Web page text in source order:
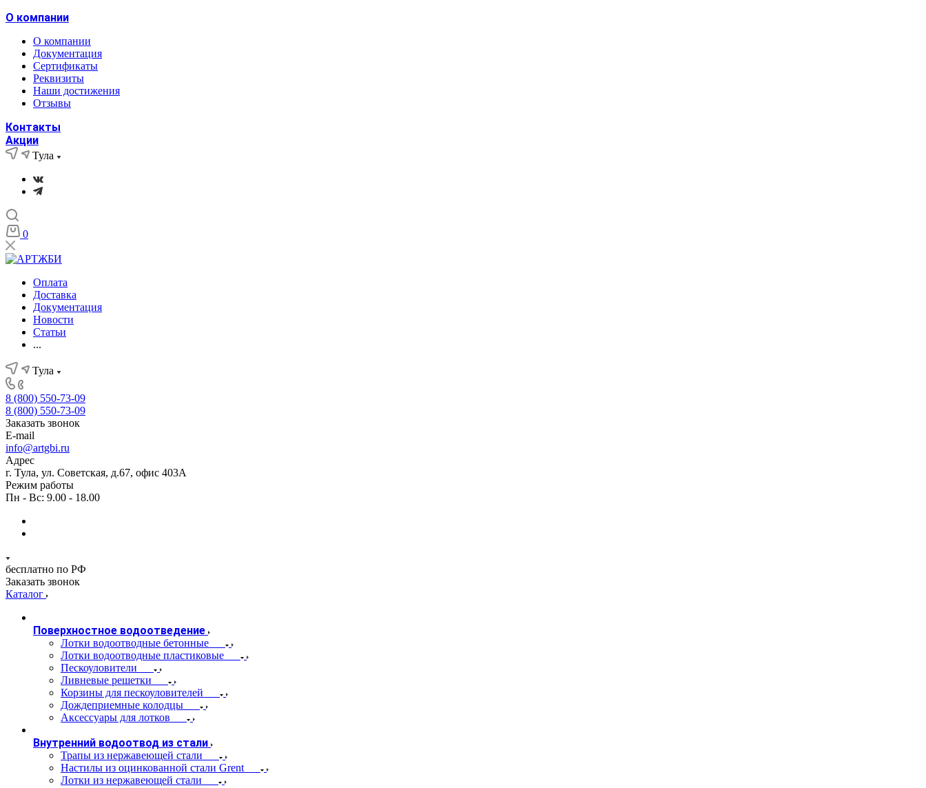
О компании
О компании
Документация
Сертификаты
Реквизиты
Наши достижения
Отзывы
Контакты
Акции
Тула
0
Оплата
Доставка
Документация
Новости
Статьи
...
Тула
8 (800) 550-73-09
8 (800) 550-73-09
Заказать звонок
E-mail
info@artgbi.ru
Адрес
г. Тула, ул. Советская, д.67, офис 403А
Режим работы
Пн - Вс: 9.00 - 18.00
бесплатно по РФ
Заказать звонок
Каталог
Поверхностное водоотведение
Лотки водоотводные бетонные
Лотки водоотводные пластиковые
Пескоуловители
Ливневые решетки
Корзины для пескоуловителей
Дождеприемные колодцы
Аксессуары для лотков
Внутренний водоотвод из стали
Трапы из нержавеющей стали
Настилы из оцинкованной стали Grent
Лотки из нержавеющей стали